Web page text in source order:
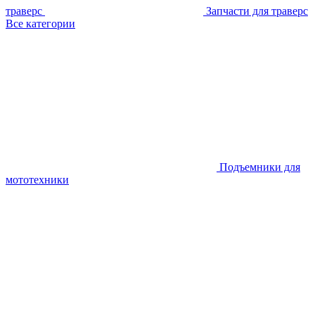
траверс
Запчасти для траверс
Все категории
Подъемники для
мототехники